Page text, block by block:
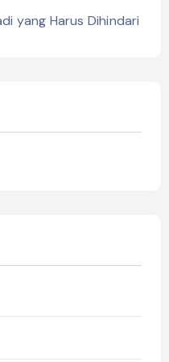
yang Harus Dihindari